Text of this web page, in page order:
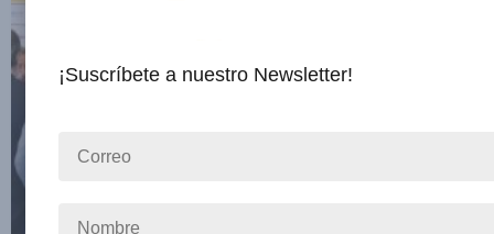
¡Suscríbete a nuestro Newsletter!